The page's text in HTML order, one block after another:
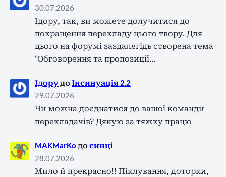
30.07.2026
Ідору, так, ви можете долучитися до
покращення перекладу цього твору. Для
цього на форумі заздалегідь створена тема
"Обговорення та пропозиції…
Ідору доІнсинуація 2.2
29.07.2026
Чи можна доєднатися до вашої команди
перекладачів? Дякую за тяжку працю
MAKMarKo досинці
28.07.2026
Мило й прекрасно!! Піклування, доторки,